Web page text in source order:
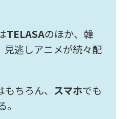
TELASAのほか、韓
見逃しアニメが続々配
ちろん、 スマホでも